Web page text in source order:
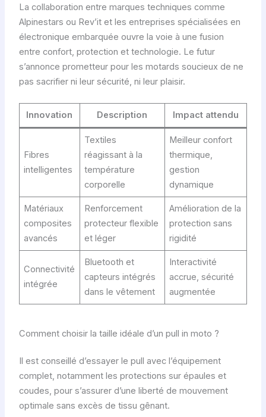
La collaboration entre marques techniques comme
Alpinestars ou Rev’it et les entreprises spécialisées en
électronique embarquée ouvre la voie à une fusion
entre confort, protection et technologie. Le futur
s’annonce prometteur pour les motards soucieux de ne
pas sacrifier ni leur sécurité, ni leur plaisir.
Innovation Description Impact attendu
Fibres
intelligentes
Textiles
réagissant à la
température
corporelle
Meilleur confort
thermique,
gestion
dynamique
Matériaux
composites
avancés
Renforcement
protecteur flexible
et léger
Amélioration de la
protection sans
rigidité
Connectivité
intégrée
Bluetooth et
capteurs intégrés
dans le vêtement
Interactivité
accrue, sécurité
augmentée
Comment choisir la taille idéale d’un pull in moto ?
Il est conseillé d’essayer le pull avec l’équipement
complet, notamment les protections sur épaules et
coudes, pour s’assurer d’une liberté de mouvement
optimale sans excès de tissu gênant.